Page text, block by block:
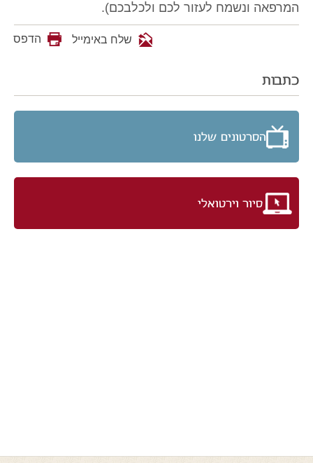
כתבות
הסרטונים שלנו
סיור וירטואלי
המרפאה ונשמח לעזור לכם ולכלבכם).
שלח באימייל הדפס